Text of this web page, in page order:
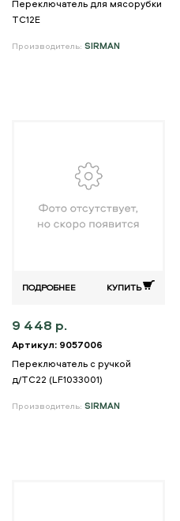
Переключатель для мясорубки
TC12E
Производитель: SIRMAN
ПОДРОБНЕЕ КУПИТЬ
9 448 р.
Артикул: 9057006
Переключатель с ручкой
д/TC22 (LF1033001)
Производитель: SIRMAN